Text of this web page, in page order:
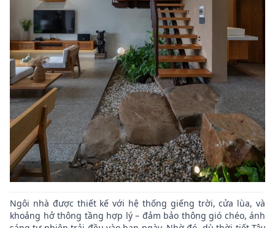
Ngôi nhà được thiết kế với hệ thống giếng trời, cửa lùa, và
khoảng hở thông tầng hợp lý – đảm bảo thông gió chéo, ánh